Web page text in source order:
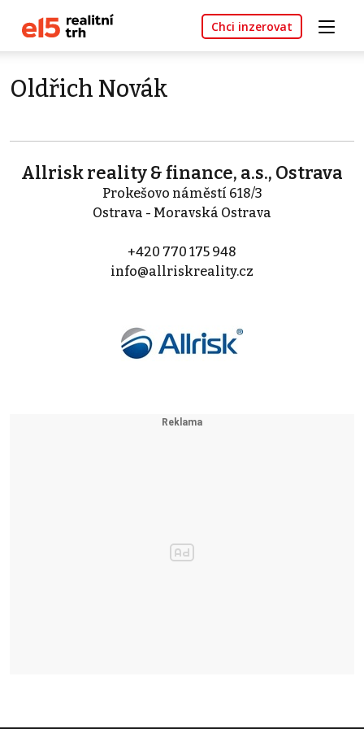
Chci inzerovat
Oldřich Novák
Allrisk reality & finance, a.s., Ostrava
Prokešovo náměstí 618/3
Ostrava - Moravská Ostrava
+420 770 175 948
info@allriskreality.cz